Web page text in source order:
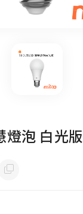
燈泡 白光版